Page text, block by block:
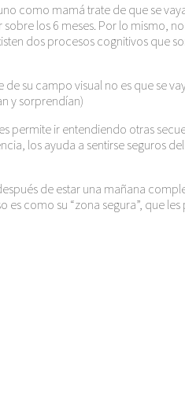
como mamá trate de que se
los 6 meses. Por lo mismo,
dos procesos cognitivos que
su campo visual no es que se
y sorprendían)
ir entendiendo otras
los ayuda a sentirse seguros
de estar una mañana
como su “zona segura”, que